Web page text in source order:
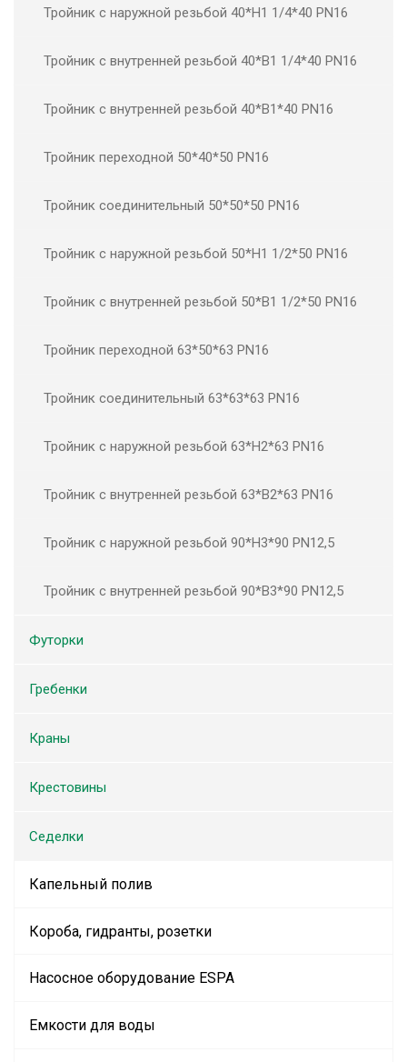
Тройник с наружной резьбой 40*Н1 1/4*40 PN16
Тройник с внутренней резьбой 40*В1 1/4*40 PN16
Тройник с внутренней резьбой 40*В1*40 PN16
Тройник переходной 50*40*50 PN16
Тройник соединительный 50*50*50 PN16
Тройник с наружной резьбой 50*Н1 1/2*50 PN16
Тройник с внутренней резьбой 50*В1 1/2*50 PN16
Тройник переходной 63*50*63 PN16
Тройник соединительный 63*63*63 PN16
Тройник с наружной резьбой 63*Н2*63 PN16
Тройник с внутренней резьбой 63*В2*63 PN16
Тройник с наружной резьбой 90*Н3*90 PN12,5
Тройник с внутренней резьбой 90*В3*90 PN12,5
Футорки
Гребенки
Краны
Крестовины
Седелки
Капельный полив
Короба, гидранты, розетки
Насосное оборудование ESPA
Емкости для воды